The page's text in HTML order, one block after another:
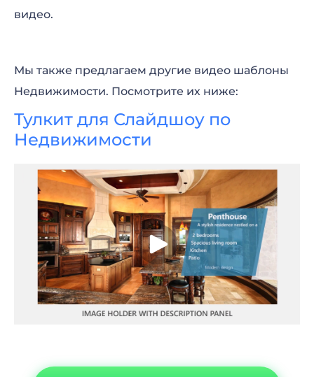
видео.
Мы также предлагаем другие видео шаблоны
Недвижимости. Посмотрите их ниже:
Тулкит для Слайдшоу по
Недвижимости